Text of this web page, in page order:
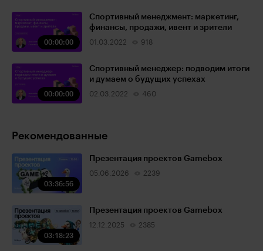
00:00:00
Спортивный менеджмент: маркетинг,
финансы, продажи, ивент и зрители
01.03.2022 918
00:00:00
Спортивный менеджер: подводим итоги
и думаем о будущих успехах
02.03.2022 460
Рекомендованные
03:36:56
Презентация проектов Gamebox
05.06.2026 2239
03:18:23
Презентация проектов Gamebox
12.12.2025 2385